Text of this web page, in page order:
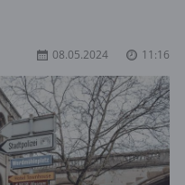
08.05.2024 11:16